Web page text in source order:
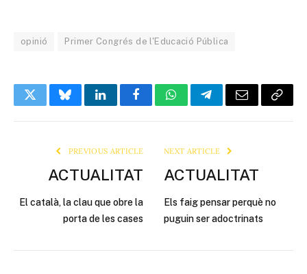
opinió Primer Congrés de l'Educació Pública
TwitterBlueskyLinkedInFacebookWhatsAppTelegramEmail Copy
PREVIOUS ARTICLE
ACTUALITAT
El català, la clau que obre la
porta de les cases
NEXT ARTICLE
ACTUALITAT
Els faig pensar perquè no
puguin ser adoctrinats